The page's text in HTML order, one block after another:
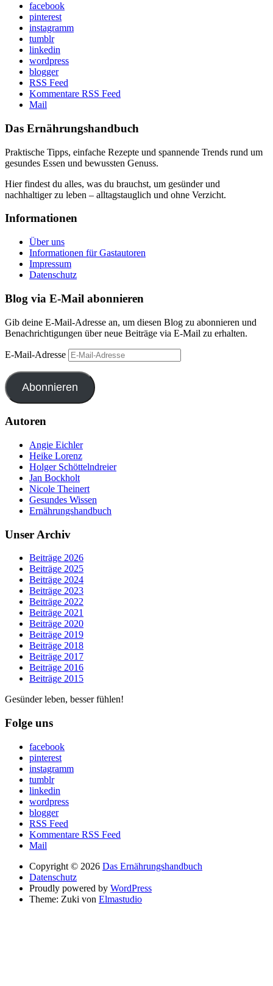
facebook
pinterest
instagramm
tumblr
linkedin
wordpress
blogger
RSS Feed
Kommentare RSS Feed
Mail
Das Ernährungshandbuch
Praktische Tipps, einfache Rezepte und spannende Trends rund um
gesundes Essen und bewussten Genuss.
Hier findest du alles, was du brauchst, um gesünder und
nachhaltiger zu leben – alltagstauglich und ohne Verzicht.
Informationen
Über uns
Informationen für Gastautoren
Impressum
Datenschutz
Blog via E-Mail abonnieren
Gib deine E-Mail-Adresse an, um diesen Blog zu abonnieren und
Benachrichtigungen über neue Beiträge via E-Mail zu erhalten.
E-Mail-Adresse
Abonnieren
Autoren
Angie Eichler
Heike Lorenz
Holger Schöttelndreier
Jan Bockholt
Nicole Theinert
Gesundes Wissen
Ernährungshandbuch
Unser Archiv
Beiträge 2026
Beiträge 2025
Beiträge 2024
Beiträge 2023
Beiträge 2022
Beiträge 2021
Beiträge 2020
Beiträge 2019
Beiträge 2018
Beiträge 2017
Beiträge 2016
Beiträge 2015
Gesünder leben, besser fühlen!
Folge uns
facebook
pinterest
instagramm
tumblr
linkedin
wordpress
blogger
RSS Feed
Kommentare RSS Feed
Mail
Copyright © 2026 Das Ernährungshandbuch
Datenschutz
Proudly powered by WordPress
Theme: Zuki von Elmastudio